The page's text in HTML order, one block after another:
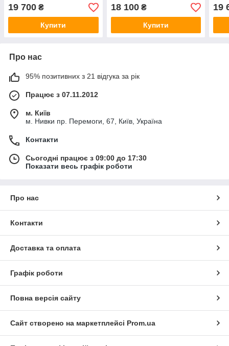
19 700 ₴
Купити
18 100₴
Купити
19
Про нас
95% позитивних з 21 відгука за рік
Працює з 07.11.2012
м. Київ
м. Нивки пр. Перемоги, 67, Київ, Україна
Контакти
Сьогодні працює з 09:00 до 17:30
Показати весь графік роботи
Про нас
Контакти
Доставка та оплата
Графік роботи
Повна версія сайту
Сайт створено на маркетплейсі Prom.ua